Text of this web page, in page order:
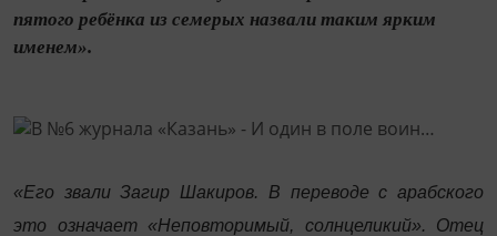
пятого ребёнка из семерых назвали таким ярким
именем».
«Его звали Загир Шакиров. В переводе с арабского
это означает «Неповторимый, солнцеликий». Отец